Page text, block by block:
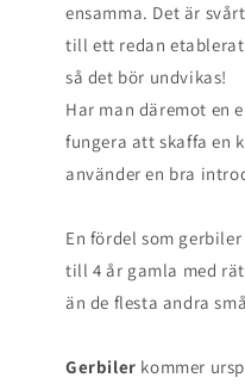
ensamma. Det är
till ett redan
så det bör undvikas!
Har man däremot en
fungera att skaffa en
använder en bra
En fördel som
till 4 år gamla med
än de flesta andra
Gerbiler kommer